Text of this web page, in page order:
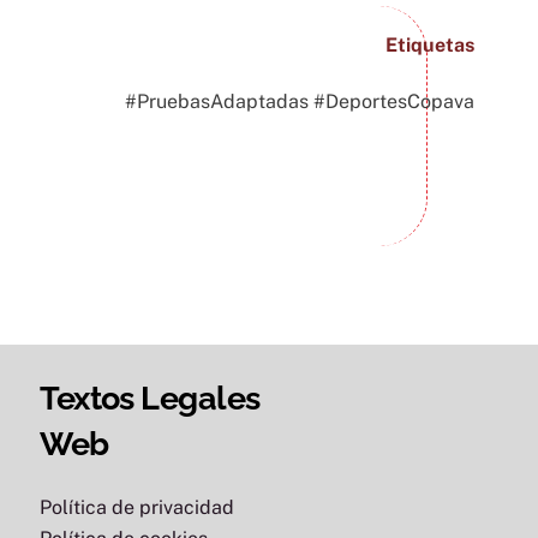
Etiquetas
#PruebasAdaptadas #DeportesCopava
Textos Legales
Web
Política de privacidad